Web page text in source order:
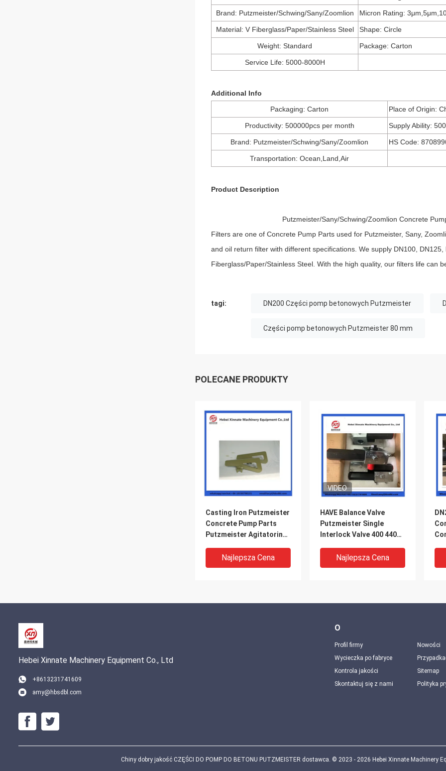
Brand: Putzmeister/Schwing/Sany/Zoomlion Micron Rating:
Material: V Fiberglass/Paper/Stainless Steel Shape: Circle
Weight: Standard Package: Carton
Service Life: 5000-8000H
Additional Info
Packaging: Carton
Place of Origin:
Productivity: 500000pcs per month Supply Ability:
Brand: Putzmeister/Schwing/Sany/Zoomlion HS Code:
Transportation: Ocean,Land,Air
Product Description
Putzmeister/Sany/Schwing/Zoomlion Concrete
Filters are one of Concrete Pump Parts used for Putzmeister, Sany,
and oil return filter with different specifications. We supply DN100,
Fiberglass/Paper/Stainless Steel. With the high quality, our filters life can
tagi: DN200 Części pomp betonowych Putzmeister
Części pomp betonowych Putzmeister 80 mm
POLECANE PRODUKTY
Casting Iron Putzmeister
Concrete Pump Parts
Putzmeister Agitatoring
Najlepsza Cena
VIDEO
HAVE Balance Valve
Putzmeister Single
Interlock Valve 400 440
Concrete Pump
Najlepsza Cena
Hebei Xinnate Machinery Equipment Co., Ltd
+8613231741609
amy@hbsdbl.com
O
Profil firmy
Wycieczka po fabryce
Kontrola jakości
Skontaktuj się z nami
Nowości
Sitemap
Polityka
Chiny dobry jakość CZĘŚCI DO POMP DO BETONU PUTZMEISTER dostawca. © 2023 - 2026 Hebei Xinnate Machinery